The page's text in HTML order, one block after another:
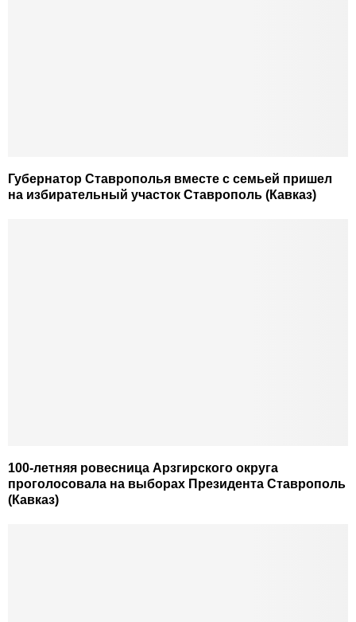
Губернатор Ставрополья вместе с семьей пришел
на избирательный участок Ставрополь (Кавказ)
100-летняя ровесница Арзгирского округа
проголосовала на выборах Президента Ставрополь
(Кавказ)